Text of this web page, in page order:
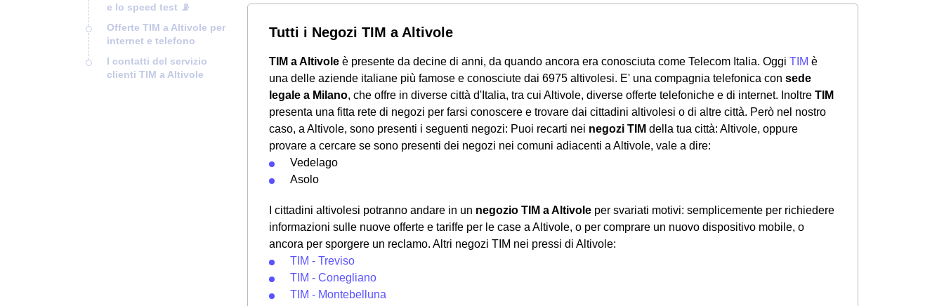
e lo speed test 📡
Offerte TIM a Altivole per
internet e telefono
I contatti del servizio
clienti TIM a Altivole
Tutti i Negozi TIM a Altivole
TIM a Altivole è presente da decine di anni, da quando ancora era conosciuta come Telecom Italia. Oggi TIM è
una delle aziende italiane più famose e conosciute dai 6975 altivolesi. E' una compagnia telefonica con sede
legale a Milano, che offre in diverse città d'Italia, tra cui Altivole, diverse offerte telefoniche e di internet. Inoltre TIM
presenta una fitta rete di negozi per farsi conoscere e trovare dai cittadini altivolesi o di altre città. Però nel nostro
caso, a Altivole, sono presenti i seguenti negozi: Puoi recarti nei negozi TIM della tua città: Altivole, oppure
provare a cercare se sono presenti dei negozi nei comuni adiacenti a Altivole, vale a dire:
Vedelago
Asolo
I cittadini altivolesi potranno andare in un negozio TIM a Altivole per svariati motivi: semplicemente per richiedere
informazioni sulle nuove offerte e tariffe per le case a Altivole, o per comprare un nuovo dispositivo mobile, o
ancora per sporgere un reclamo. Altri negozi TIM nei pressi di Altivole:
TIM - Treviso
TIM - Conegliano
TIM - Montebelluna